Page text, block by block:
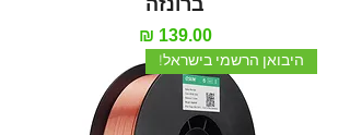
מחיר‏139.00 ‏₪
היבואן הרשמי בישראל!